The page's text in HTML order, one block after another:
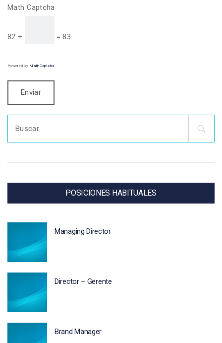
Math Captcha
82 + = 83
Powered by MathCaptcha
for:
POSICIONES HABITUALES
Managing Director
Director – Gerente
Brand Manager